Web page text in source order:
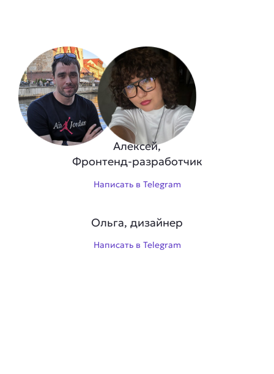
Алексей,
Фронтенд-разработчик
Написать в Telegram
Ольга, дизайнер
Написать в Telegram